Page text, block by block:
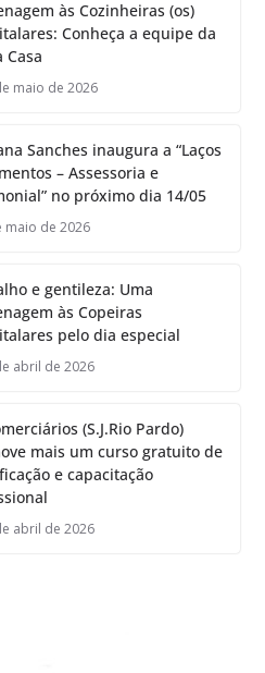
às Cozinheiras (os)
Conheça a equipe da
Casa
maio de 2026
Sanches inaugura a “Laços
– Assessoria e
no próximo dia 14/05
maio de 2026
e gentileza: Uma
às Copeiras
pelo dia especial
abril de 2026
(S.J.Rio Pardo)
mais um curso gratuito de
e capacitação
abril de 2026